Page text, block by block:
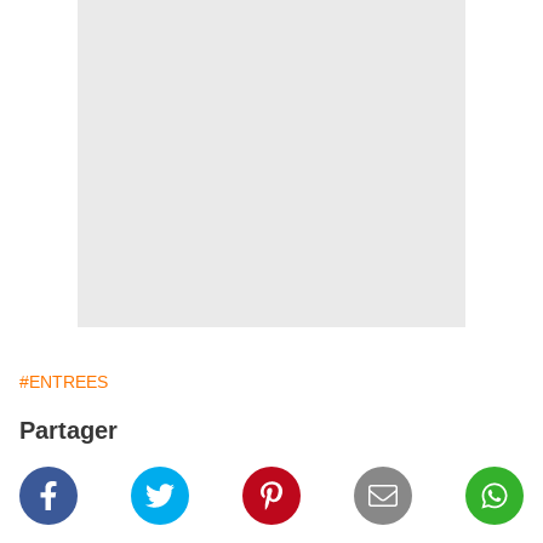
#ENTREES
Partager